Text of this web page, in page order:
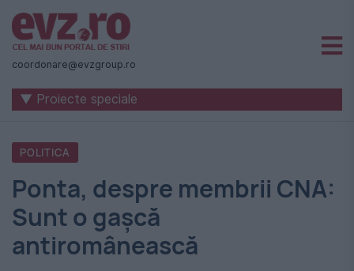
Știri
naționale
internaționale
România
-
Evenimentul
Zilei
coordonare@evzgroup.ro
▼ Proiecte speciale
POLITICA
Ponta, despre membrii CNA:
Sunt o gașcă
antiromânească